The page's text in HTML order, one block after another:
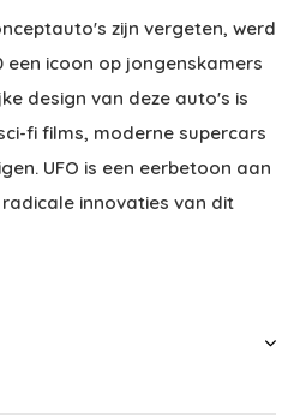
zijn vergeten, werd
een icoon op jongenskamers
design van deze auto's is
fi films, moderne supercars
UFO is een eerbetoon aan
innovaties van dit